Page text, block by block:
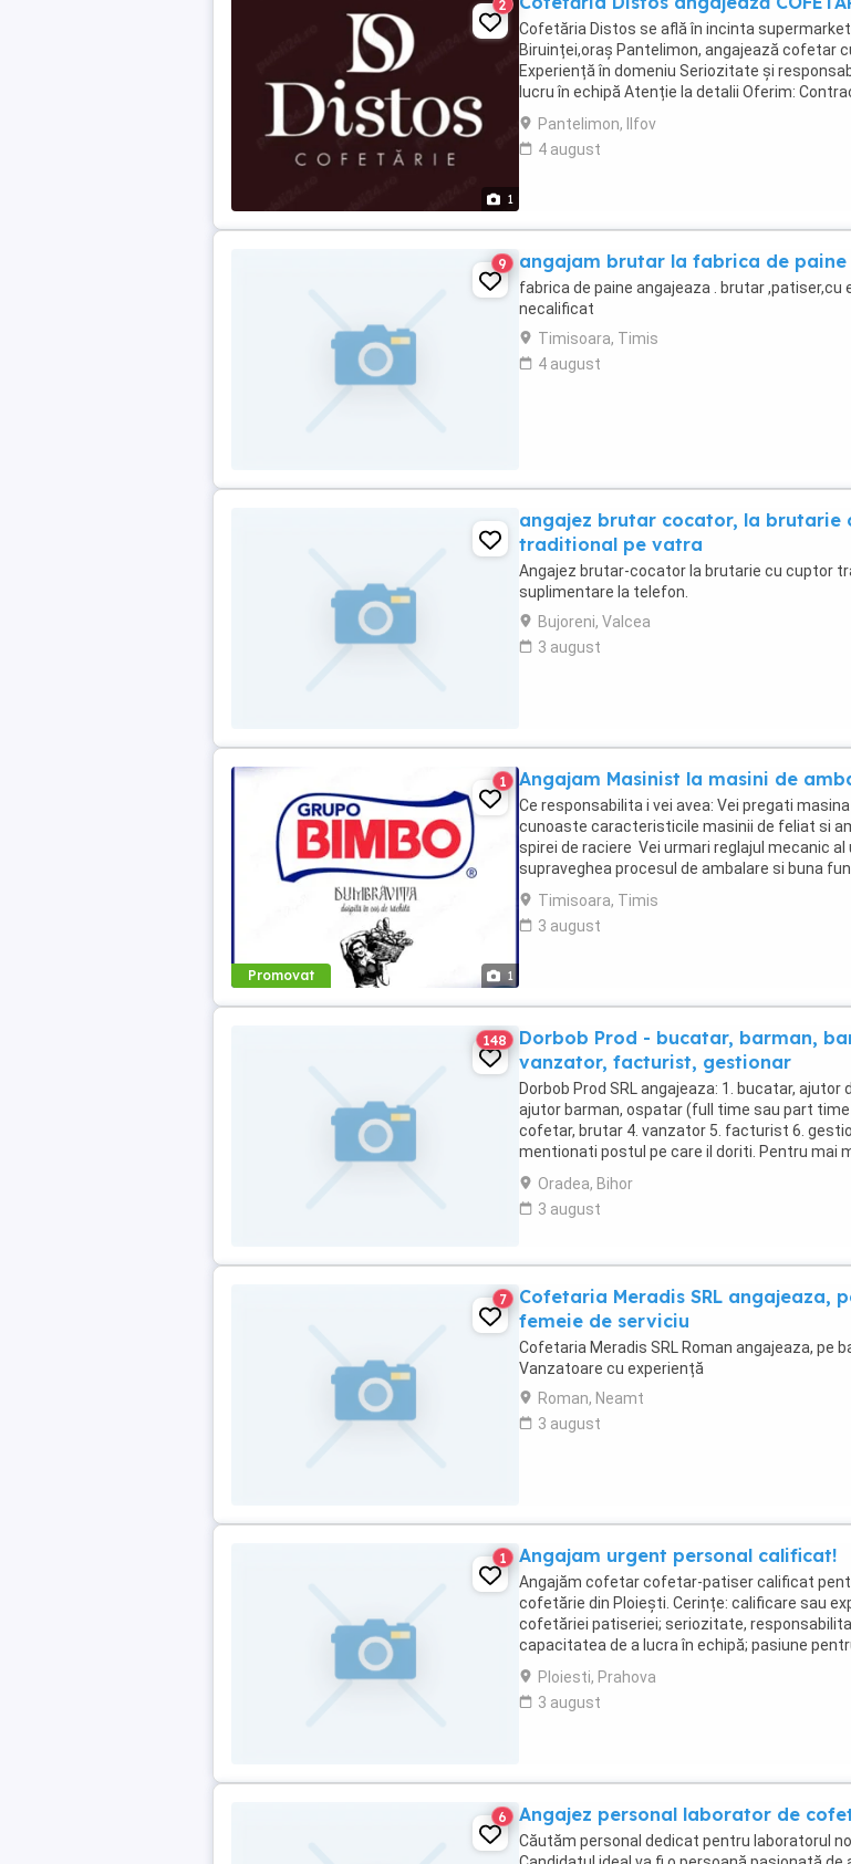
1
2
Cofetăria Distos se află în incinta
Biruinței,oraș Pantelimon, angajează cofetar
Experiență în domeniu Seriozitate și
lucru în echipă Atenție la detalii Oferim:
bune de muncă Salariu motivant ...
Pantelimon, Ilfov
4 august
9 angajam brutar la fabrica de paine
fabrica de paine angajeaza . brutar ,patiser,cu
necalificat
Timisoara, Timis
4 august
angajez brutar cocator, la brutarie
traditional pe vatra
Angajez brutar-cocator la brutarie cu cuptor
suplimentare la telefon.
Bujoreni, Valcea
3 august
Promovat 1
1 Angajam Masinist la masini de
Ce responsabilita i vei avea: Vei pregati
cunoaste caracteristicile masinii de feliat si
spirei de raciere Vei urmari reglajul mecanic al
supraveghea procesul de ambalare si buna
ambalat Vei ...
Timisoara, Timis
3 august
148
Dorbob Prod - bucatar, barman,
vanzator, facturist, gestionar
Dorbob Prod SRL angajeaza: 1. bucatar, ajutor
ajutor barman, ospatar (full time sau part time
cofetar, brutar 4. vanzator 5. facturist 6.
mentionati postul pe care il doriti. Pentru mai
ne contactati telefonic. ...
Oradea, Bihor
3 august
7
Cofetaria Meradis SRL angajeaza,
femeie de serviciu
Cofetaria Meradis SRL Roman angajeaza, pe
Vanzatoare cu experiență
Roman, Neamt
3 august
1 Angajam urgent personal calificat!
Angajăm cofetar cofetar-patiser calificat
cofetărie din Ploiești. Cerințe: calificare sau
cofetăriei patiseriei; seriozitate,
capacitatea de a lucra în echipă; pasiune
a realiza ...
Ploiesti, Prahova
3 august
6 Angajez personal laborator de
Căutăm personal dedicat pentru laboratorul